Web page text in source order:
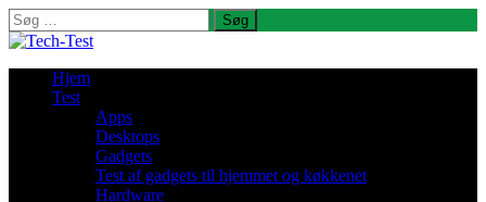
Søg
efter:
Hjem
Test
Apps
Desktops
Gadgets
Test af gadgets til hjemmet og køkkenet
Hardware